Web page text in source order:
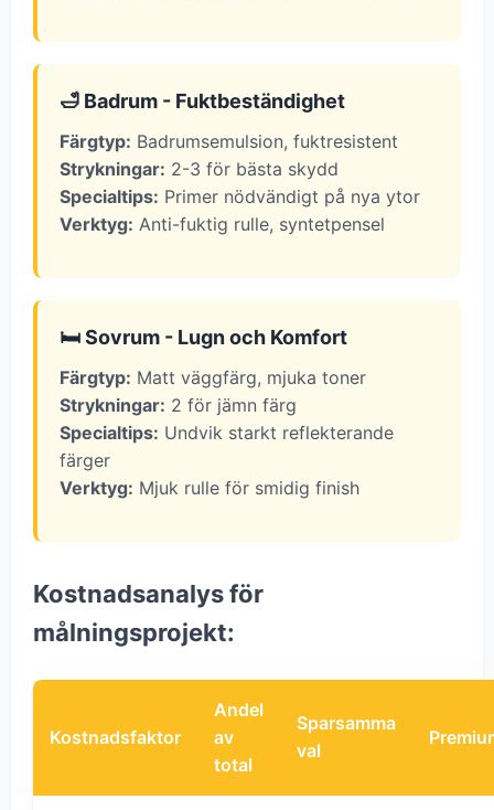
🛁 Badrum - Fuktbeständighet
Färgtyp: Badrumsemulsion, fuktresistent
Strykningar: 2-3 för bästa skydd
Specialtips: Primer nödvändigt på nya ytor
Verktyg: Anti-fuktig rulle, syntetpensel
🛏️ Sovrum - Lugn och Komfort
Färgtyp: Matt väggfärg, mjuka toner
Strykningar: 2 för jämn färg
Specialtips: Undvik starkt reflekterande
färger
Verktyg: Mjuk rulle för smidig finish
Kostnadsanalys för
målningsprojekt:
Kostnadsfaktor
Andel
av
total
Sparsamma
val